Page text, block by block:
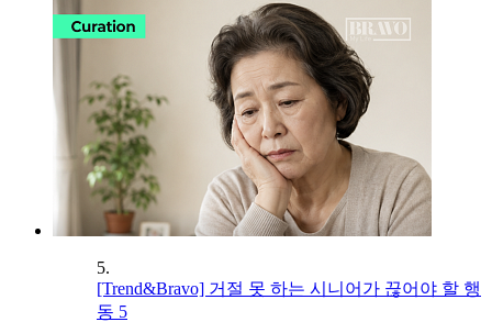
5.
[Trend&Bravo] 거절 못 하는 시니어가 끊어야 할 행
동 5